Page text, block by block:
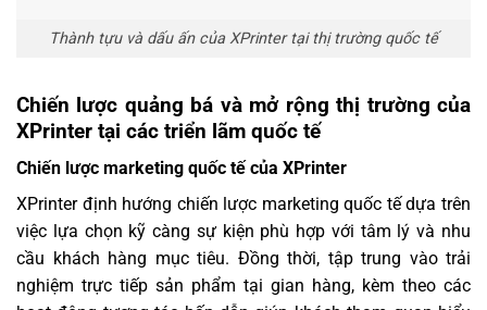
Thành tựu và dấu ấn của XPrinter tại thị trường quốc tế
Chiến lược quảng bá và mở rộng thị trường của
XPrinter tại các triển lãm quốc tế
Chiến lược marketing quốc tế của XPrinter
XPrinter định hướng chiến lược marketing quốc tế dựa trên
việc lựa chọn kỹ càng sự kiện phù hợp với tâm lý và nhu
cầu khách hàng mục tiêu. Đồng thời, tập trung vào trải
nghiệm trực tiếp sản phẩm tại gian hàng, kèm theo các